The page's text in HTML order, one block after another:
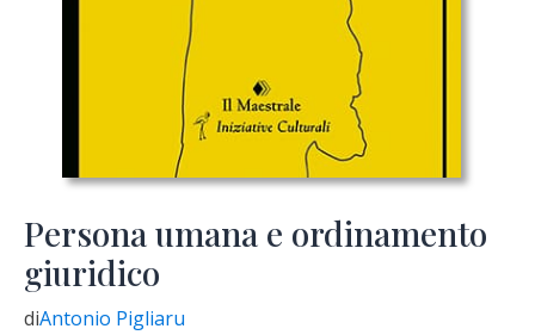
Persona umana e ordinamento
giuridico
diAntonio Pigliaru